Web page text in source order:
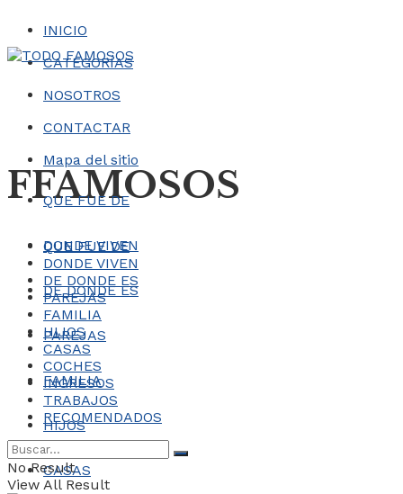
INICIO
CATEGORÍAS
NOSOTROS
CONTACTAR
Mapa del sitio
FFAMOSOS
QUE FUE DE
DONDE VIVEN
DE DONDE ES
PAREJAS
FAMILIA
HIJOS
CASAS
QUE FUE DE
DONDE VIVEN
DE DONDE ES
PAREJAS
FAMILIA
HIJOS
CASAS
COCHES
INGRESOS
TRABAJOS
RECOMENDADOS
No Result
View All Result